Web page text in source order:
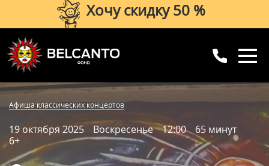
Хочу скидку 50 %
8 (499) 923-22-78
с 10:00 до 20:00
Купить билет Фотографии Отзывы
Вопросы и ответы Схема зала
Афиша классических концертов
19 октября 2025 Воскресенье 12:00
65 минут
6+